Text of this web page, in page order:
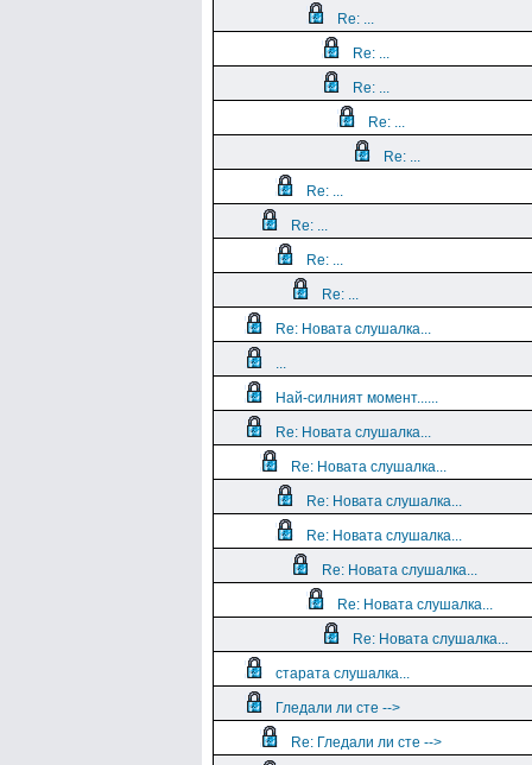
Re: ...
Re: ...
Re: ...
Re: ...
Re: ...
Re: ...
Re: ...
Re: ...
Re: ...
Re: Новата слушалка...
...
Най-силният момент......
Re: Новата слушалка...
Re: Новата слушалка...
Re: Новата слушалка...
Re: Новата слушалка...
Re: Новата слушалка...
Re: Новата слушалка...
Re: Новата слушалка...
старата слушалка...
Гледали ли сте -->
Re: Гледали ли сте -->